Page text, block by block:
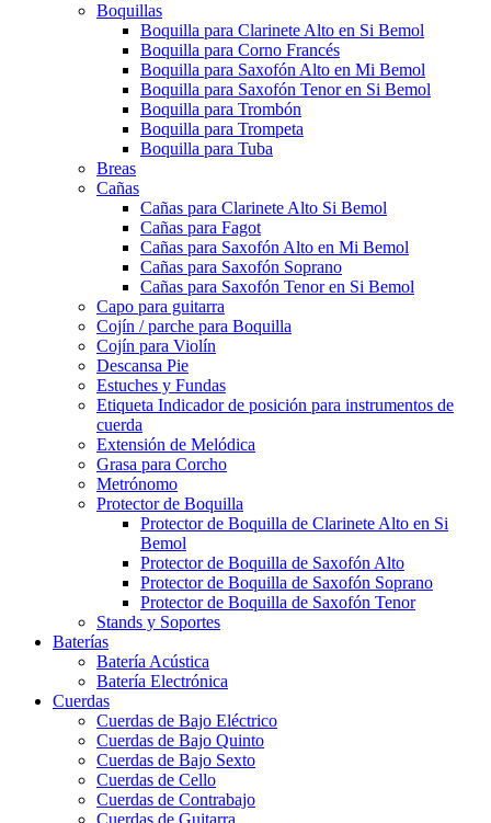
Boquillas
Boquilla para Clarinete Alto en Si Bemol
Boquilla para Corno Francés
Boquilla para Saxofón Alto en Mi Bemol
Boquilla para Saxofón Tenor en Si Bemol
Boquilla para Trombón
Boquilla para Trompeta
Boquilla para Tuba
Breas
Cañas
Cañas para Clarinete Alto Si Bemol
Cañas para Fagot
Cañas para Saxofón Alto en Mi Bemol
Cañas para Saxofón Soprano
Cañas para Saxofón Tenor en Si Bemol
Capo para guitarra
Cojín / parche para Boquilla
Cojín para Violín
Descansa Pie
Estuches y Fundas
Etiqueta Indicador de posición para instrumentos de
cuerda
Extensión de Melódica
Grasa para Corcho
Metrónomo
Protector de Boquilla
Protector de Boquilla de Clarinete Alto en Si
Bemol
Protector de Boquilla de Saxofón Alto
Protector de Boquilla de Saxofón Soprano
Protector de Boquilla de Saxofón Tenor
Stands y Soportes
Baterías
Batería Acústica
Batería Electrónica
Cuerdas
Cuerdas de Bajo Eléctrico
Cuerdas de Bajo Quinto
Cuerdas de Bajo Sexto
Cuerdas de Cello
Cuerdas de Contrabajo